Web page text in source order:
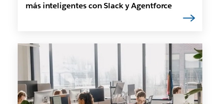
más inteligentes con Slack y Agentforce